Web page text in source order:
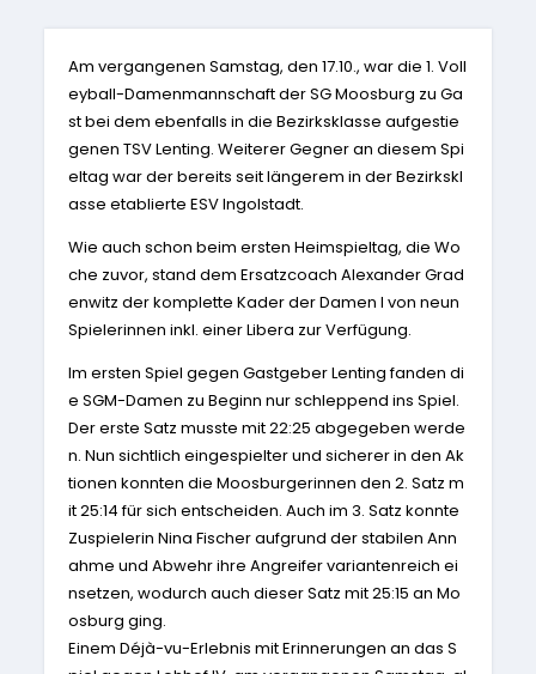
Am vergangenen Samstag, den 17.10.,war die 1. Voll
eyball-Damenmannschaft der SG Moosburg zu Ga
st bei dem ebenfalls in die Bezirksklasse aufgestie
genen TSV Lenting. Weiterer Gegner an diesem Spi
eltag war der bereits seit längerem in der Bezirkskl
asse etablierte ESV Ingolstadt.
Wie auch schon beim ersten Heimspieltag, die Wo
che zuvor, stand dem Ersatzcoach Alexander Grad
enwitz der komplette Kader der Damen I von neun
Spielerinnen inkl. einer Libera zur Verfügung.
Im ersten Spiel gegen Gastgeber Lenting fanden di
e SGM-Damen zu Beginn nur schleppend ins Spiel.
Der erste Satz musste mit 22:25 abgegeben werde
n. Nun sichtlich eingespielter und sicherer in den Ak
tionen konnten die Moosburgerinnen den 2. Satz m
it 25:14für sich entscheiden. Auch im 3. Satz konnte
Zuspielerin Nina Fischer aufgrund der stabilen Ann
ahme und Abwehr ihre Angreifer variantenreich ei
nsetzen, wodurch auch dieser Satz mit 25:15 an Mo
osburg ging.
Einem Déjà-vu-Erlebnis mit Erinnerungen an das S